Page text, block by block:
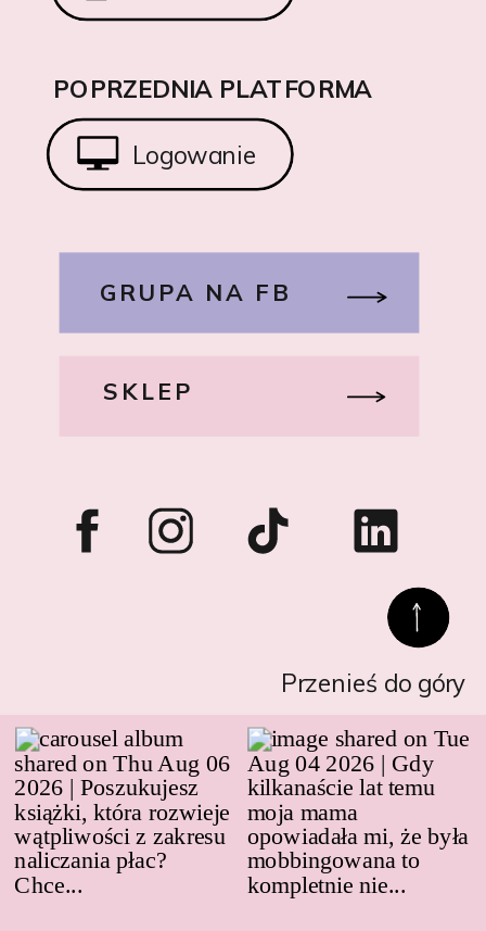
GRUPA NA FB
SKLEP
Przenieś do góry
Logowanie
POPRZEDNIA PLATFORMA